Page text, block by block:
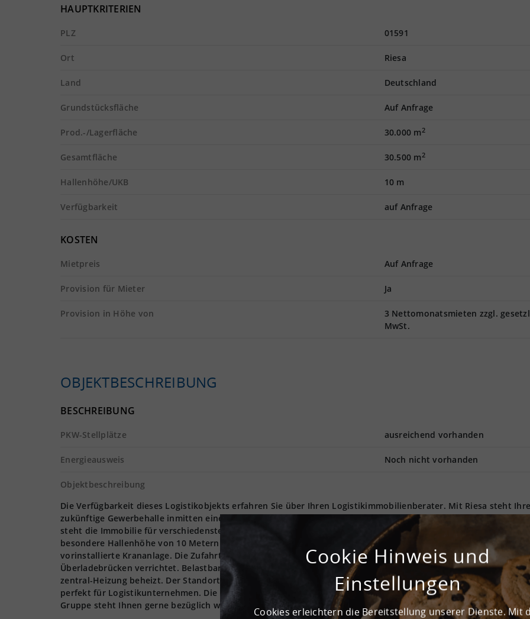
HAUPTKRITERIEN
PLZ 01591
Ort Riesa
Land Deutschland
Grundstücksfläche Auf Anfrage
Prod.-/Lagerfläche 30.000 m2
Gesamtfläche 30.500 m2
Hallenhöhe/UKB 10 m
Verfügbarkeit auf Anfrage
KOSTEN
Mietpreis Auf Anfrage
Provision für Mieter Ja
Provision in Höhe von
3 Nettomonatsmieten zzgl.
MwSt.
OBJEKTBESCHREIBUNG
BESCHREIBUNG
PKW-Stellplätze ausreichend vorhanden
Energieausweis Noch nicht vorhanden
Objektbeschreibung
Die Verfügbarkeit dieses Logistikobjekts erfahren Sie über Ihren Logistikimmobilienberater. Mit Riesa steht Ihre
zukünftige Gewerbehalle inmitten einer aufstrebenden Logistikregion. Mit einer reinen Lagerfläche von 30.000
steht die Immobilie für verschiedenste Logistikprozesse bereit. Die Gesamtfläche umfasst ca. 30.500 m². Die
besondere Hallenhöhe von 10 Metern bietet den Raum für extra große Lagerregale. Im Objekt befindet sich
vorinstallierte Krananlage. Die Zufahrt sowie die Be- und Entladevorgänge werden über ein Andienungssystem
Überladebrücken verrichtet. Belastbar ist der Boden des Objekts mit 5.000 kg pro m². Die gesamte Immobilie
zentral-Heizung beheizt. Der Standort in Riesa ist gut an das Verkehrsnetz angeschlossen und eignet sich daher
perfekt für Logistikunternehmen. Die Logistikimmobilie bei 01591 Riesa kann ab sofort gemietet werden. Die
Gruppe steht Ihnen gerne bezüglich weiterer Informationen zur Verfügung.
Cookie Hinweis und
Einstellungen
Cookies erleichtern die Bereitstellung unserer Dienste. Mit